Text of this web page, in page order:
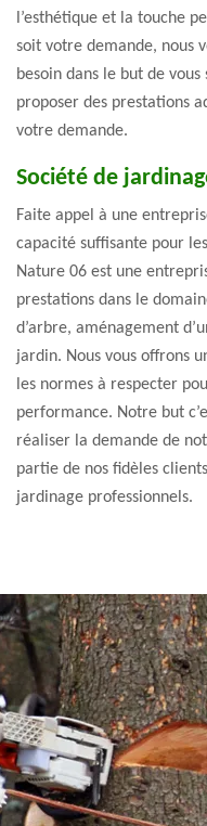
l’esthétique et la touche
soit votre demande, nous
besoin dans le but de
proposer des prestations
votre demande.
Société de
Faite appel à une
capacité suffisante pour
Nature 06 est une
prestations dans le
d’arbre, aménagement
jardin. Nous vous offrons
les normes à respecter
performance. Notre but
réaliser la demande de
partie de nos fidèles
jardinage professionnels.